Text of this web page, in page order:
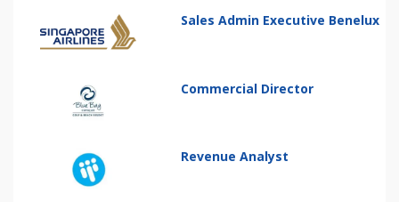
Sales Admin Executive Benelux
Commercial Director
Revenue Analyst